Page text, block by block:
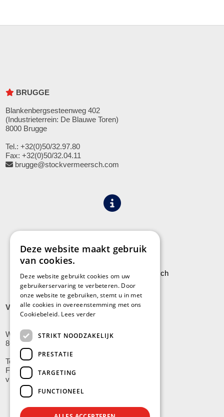
BRUGGE
Blankenbergsesteenweg 402
(Industrieterrein: De Blauwe Toren)
8000 Brugge
Tel.: +32(0)50/32.97.80
Fax: +32(0)50/32.04.11
brugge@stockvermeersch.com
Leveringen aan Stock Vermeersch
VLADSLO
Wijnendalestraat 200
8600 Vladslo - Diksmuide
Tel: +32(0)51/59.10.00
Fax: +32(0)51/58.21.99
vladslo@stockvermeersch.com
Deze website maakt gebruik
van cookies.
Deze website gebruikt cookies om uw
gebruikerservaring te verbeteren. Door
onze website te gebruiken, stemt u in met
alle cookies in overeenstemming met ons
Cookiebeleid. Lees verder
STRIKT NOODZAKELIJK
PRESTATIE
TARGETING
FUNCTIONEEL